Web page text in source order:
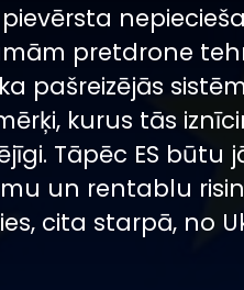
pretdrone
pašreizējās
kurus tās
Tāpēc ES būtu
un rentablu
cita starpā, no